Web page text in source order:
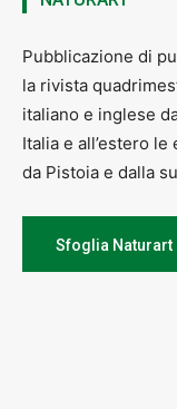
Pubblicazione di
la rivista
italiano e inglese
Italia e all’estero
da Pistoia e dalla
Sfoglia Naturart